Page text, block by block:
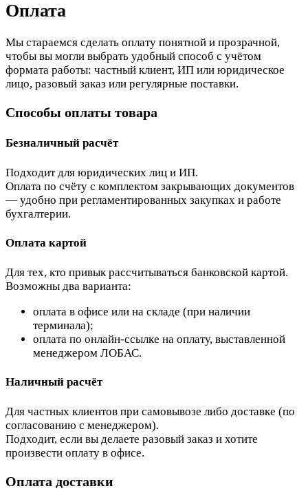
Оплата
Мы стараемся сделать оплату понятной и прозрачной,
чтобы вы могли выбрать удобный способ с учётом
формата работы: частный клиент, ИП или юридическое
лицо, разовый заказ или регулярные поставки.
Способы оплаты товара
Безналичный расчёт
Подходит для юридических лиц и ИП.
Оплата по счёту с комплектом закрывающих документов
— удобно при регламентированных закупках и работе
бухгалтерии.
Оплата картой
Для тех, кто привык рассчитываться банковской картой.
Возможны два варианта:
оплата в офисе или на складе (при наличии
терминала);
оплата по онлайн-ссылке на оплату, выставленной
менеджером ЛОБАС.
Наличный расчёт
Для частных клиентов при самовывозе либо доставке (по
согласованию с менеджером).
Подходит, если вы делаете разовый заказ и хотите
произвести оплату в офисе.
Оплата доставки